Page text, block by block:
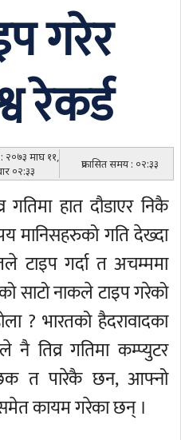
गरेर
रेकर्ड
: २०७३ माघ ११,
०२:३३
प्रकासित समय : ०२:३३
गतिमा हात दौडाएर निकै
मानिसहरुको गति देख्दा
टाइप गर्दा त अचम्ममा
साटो नाकले टाइप गरेको
? भारतको हैदरावादका
तिव्र गतिमा कम्प्युटर
त पारेकै छन, आफ्नो
समेत कायम गरेका छन् ।